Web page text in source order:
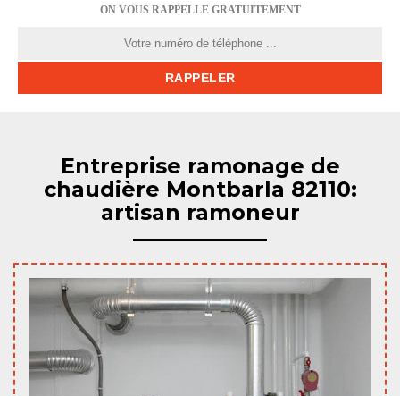
ON VOUS RAPPELLE GRATUITEMENT
Entreprise ramonage de
chaudière Montbarla 82110:
artisan ramoneur